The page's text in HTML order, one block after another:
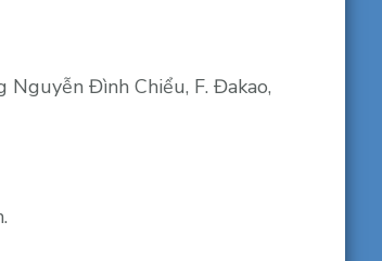
Đình Chiểu, F. Đakao,